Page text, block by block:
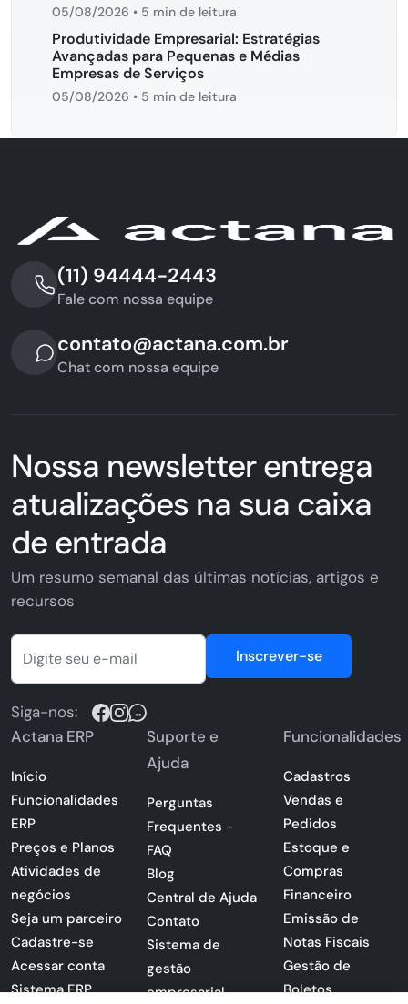
05/08/2026 • 5 min de leitura
Produtividade Empresarial: Estratégias
Avançadas para Pequenas e Médias
Empresas de Serviços
05/08/2026 • 5 min de leitura
(11) 94444-2443
Fale com nossa equipe
contato@actana.com.br
Chat com nossa equipe
Nossa newsletter entrega
atualizações na sua caixa
de entrada
Um resumo semanal das últimas notícias, artigos e
recursos
Inscrever-se
Siga-nos:
Actana ERP
Início
Funcionalidades
ERP
Preços e Planos
Atividades de
negócios
Seja um parceiro
Cadastre-se
Acessar conta
Sistema ERP
Suporte e
Ajuda
Perguntas
Frequentes -
FAQ
Blog
Central de Ajuda
Contato
Sistema de
gestão
empresarial
Funcionalidades
Cadastros
Vendas e
Pedidos
Estoque e
Compras
Financeiro
Emissão de
Notas Fiscais
Gestão de
Boletos